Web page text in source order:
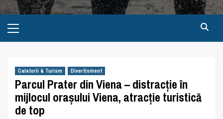
Menu
Calatorii & Turism Divertisment
Parcul Prater din Viena – distracție în
mijlocul orașului Viena, atracție turistică
de top